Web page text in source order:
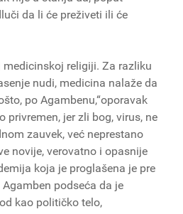
da li će preživeti ili će
religiji. Za razliku
nudi, medicina nalaže da
po Agambenu,“oporavak
privremen, jer zli bog, virus, ne
zauvek, već neprestano
novije, verovatno i opasnije
koja je proglašena je pre
podseća da je
kao političko telo,